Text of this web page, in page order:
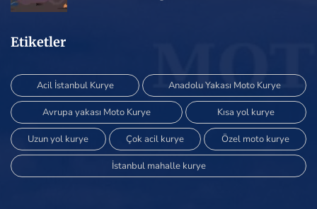
Etiketler
Acil İstanbul Kurye Anadolu Yakası Moto Kurye
Avrupa yakası Moto Kurye Kısa yol kurye
Uzun yol kurye Çok acil kurye Özel moto kurye
İstanbul mahalle kurye